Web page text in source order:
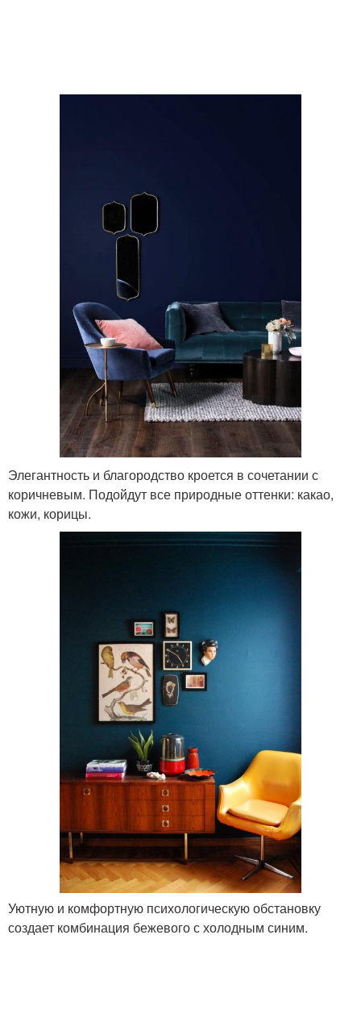
Элегантность и благородство кроется в сочетании с
коричневым. Подойдут все природные оттенки: какао,
кожи, корицы.
Уютную и комфортную психологическую обстановку
создает комбинация бежевого с холодным синим.